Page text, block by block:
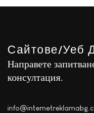
Сайтове/Уеб
Направете
консултация